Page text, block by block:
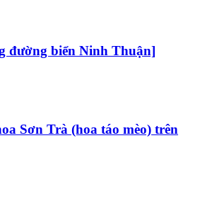
đường biển Ninh Thuận]
Sơn Trà (hoa táo mèo) trên